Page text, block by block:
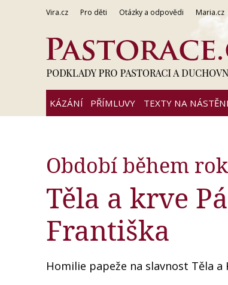
Vira.cz Pro děti Otázky a odpovědi Maria.cz
KÁZÁNÍ PŘÍMLUVY TEXTY NA
Období během
Těla a krve
Františka
Homilie papeže na slavnost Těla a